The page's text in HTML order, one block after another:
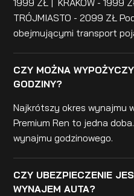
1999 ZŁ | KRAKÓW - 1999
TRÓJMIASTO - 2099 ZŁ
obejmującymi transport
CZY MOŻNA
GODZINY?
Najkrótszy okres wynajmu
Premium Ren to jedna
wynajmu godzinowego.
CZY UBEZPIECZENIE
WYNAJEM AUTA?